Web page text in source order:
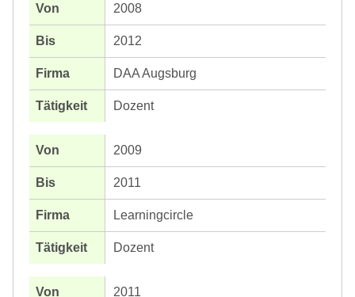
2008
2012
DAA Augsburg
Dozent
2009
2011
Learningcircle
Dozent
2011